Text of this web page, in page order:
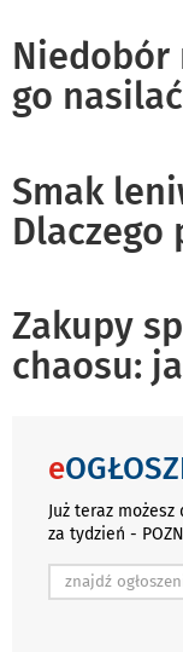
Niedobór
go
Smak
Dlaczego
Zakupy
chaosu:
e
Już teraz
za tydzień -